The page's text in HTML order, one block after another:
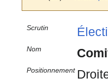
Scrutin
Nom
Positionnement